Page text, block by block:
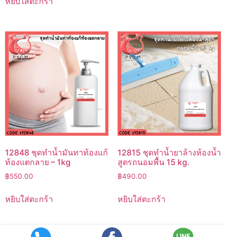
12848 ชุดทำน้ำมันทาท้องแก้
ท้องแตกลาย – 1kg
฿550.00
หยิบใส่ตะกร้า
12815 ชุดทำน้ำยาล้างห้องน้ำ
สูตรถนอมพื้น 15 kg.
฿490.00
หยิบใส่ตะกร้า